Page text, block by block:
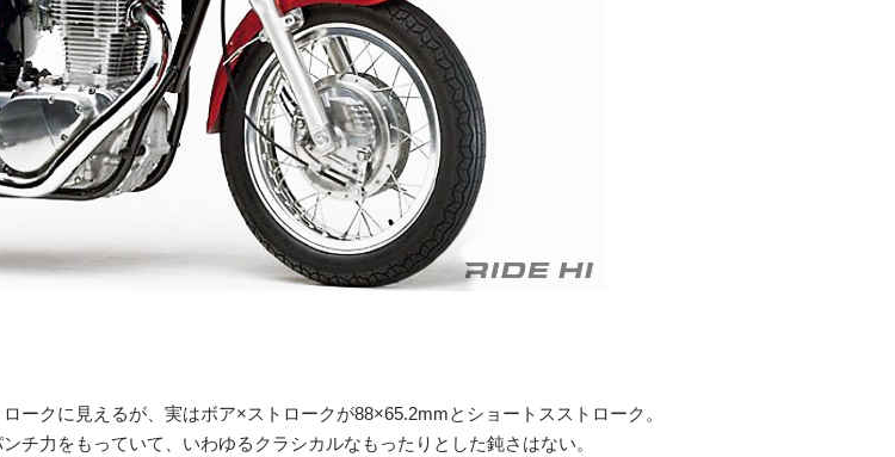
ークに見えるが、実はボア×ストロークが88×65.2mmとショートスストローク。
チ力をもっていて、いわゆるクラシカルなもったりとした鈍さはない。